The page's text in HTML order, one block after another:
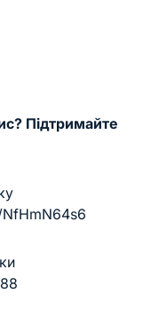
Підтримайте